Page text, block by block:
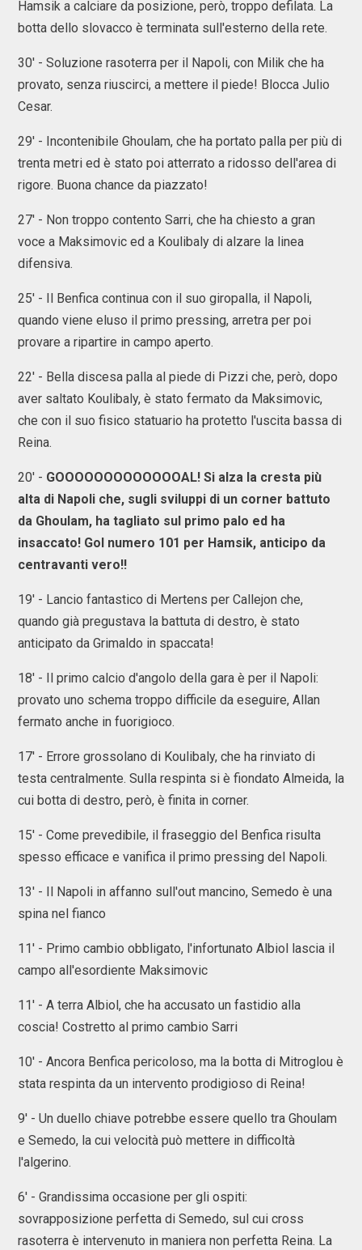
Hamsik a calciare da posizione, però, troppo defilata. La
botta dello slovacco è terminata sull'esterno della rete.
30' - Soluzione rasoterra per il Napoli, con Milik che ha
provato, senza riuscirci, a mettere il piede! Blocca Julio
Cesar.
29' - Incontenibile Ghoulam, che ha portato palla per più di
trenta metri ed è stato poi atterrato a ridosso dell'area di
rigore. Buona chance da piazzato!
27' - Non troppo contento Sarri, che ha chiesto a gran
voce a Maksimovic ed a Koulibaly di alzare la linea
difensiva.
25' - Il Benfica continua con il suo giropalla, il Napoli,
quando viene eluso il primo pressing, arretra per poi
provare a ripartire in campo aperto.
22' - Bella discesa palla al piede di Pizzi che, però, dopo
aver saltato Koulibaly, è stato fermato da Maksimovic,
che con il suo fisico statuario ha protetto l'uscita bassa di
Reina.
20' - GOOOOOOOOOOOOOAL! Si alza la cresta più
alta di Napoli che, sugli sviluppi di un corner battuto
da Ghoulam, ha tagliato sul primo palo ed ha
insaccato! Gol numero 101 per Hamsik, anticipo da
centravanti vero!!
19' - Lancio fantastico di Mertens per Callejon che,
quando già pregustava la battuta di destro, è stato
anticipato da Grimaldo in spaccata!
18' - Il primo calcio d'angolo della gara è per il Napoli:
provato uno schema troppo difficile da eseguire, Allan
fermato anche in fuorigioco.
17' - Errore grossolano di Koulibaly, che ha rinviato di
testa centralmente. Sulla respinta si è fiondato Almeida, la
cui botta di destro, però, è finita in corner.
15' - Come prevedibile, il fraseggio del Benfica risulta
spesso efficace e vanifica il primo pressing del Napoli.
13' - Il Napoli in affanno sull'out mancino, Semedo è una
spina nel fianco
11' - Primo cambio obbligato, l'infortunato Albiol lascia il
campo all'esordiente Maksimovic
11' - A terra Albiol, che ha accusato un fastidio alla
coscia! Costretto al primo cambio Sarri
10' - Ancora Benfica pericoloso, ma la botta di Mitroglou è
stata respinta da un intervento prodigioso di Reina!
9' - Un duello chiave potrebbe essere quello tra Ghoulam
e Semedo, la cui velocità può mettere in difficoltà
l'algerino.
6' - Grandissima occasione per gli ospiti:
sovrapposizione perfetta di Semedo, sul cui cross
rasoterra è intervenuto in maniera non perfetta Reina. La